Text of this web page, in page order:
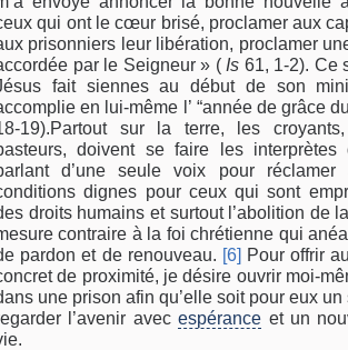
qui ont le cœur brisé, proclamer aux
prisonniers leur libération, proclamer
par le Seigneur » ( Is 61, 1-2). Ce
fait siennes au début de son
en lui-même l’ “année de grâce
19).Partout sur la terre, les
doivent se faire les interprètes
d’une seule voix pour réclamer
dignes pour ceux qui sont
droits humains et surtout l’abolition de
contraire à la foi chrétienne qui
pardon et de renouveau. [6] Pour offrir
de proximité, je désire ouvrir moi-
une prison afin qu’elle soit pour eux
l’avenir avecespérance et un